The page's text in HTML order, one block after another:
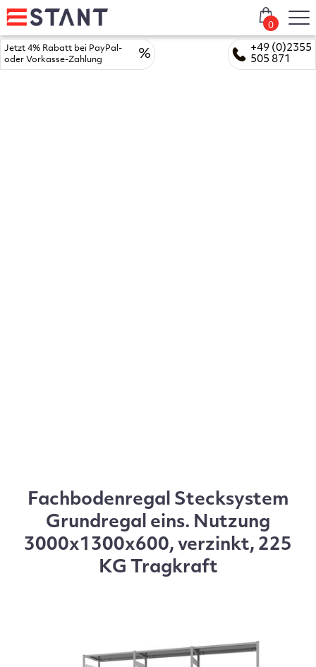
+49 (0)2355
505 871
Jetzt 4% Rabatt bei PayPal-
oder Vorkasse-Zahlung
%
0
Fachbodenregal Stecksystem
Grundregal eins. Nutzung
3000x1300x600, verzinkt, 225
KG Tragkraft